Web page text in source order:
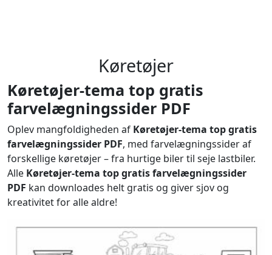
Køretøjer
Køretøjer-tema top gratis
farvelægningssider PDF
Oplev mangfoldigheden af Køretøjer-tema top gratis
farvelægningssider PDF, med farvelægningssider af
forskellige køretøjer – fra hurtige biler til seje lastbiler.
Alle Køretøjer-tema top gratis farvelægningssider
PDF kan downloades helt gratis og giver sjov og
kreativitet for alle aldre!